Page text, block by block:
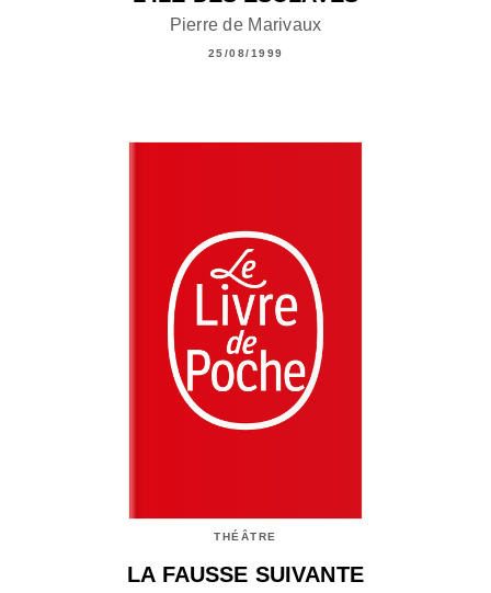
Pierre de Marivaux
25/08/1999
THÉÂTRE
LA FAUSSE SUIVANTE